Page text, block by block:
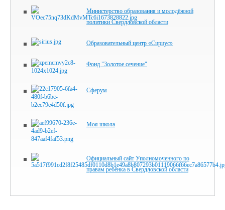
Министерство образования и молодёжной
политики Свердловской области
Образовательный центр «Сириус»
Фонд "Золотое сечение"
Сферум
Моя школа
Официальный сайт Уполномоченного по
правам ребёнка в Свердловской области